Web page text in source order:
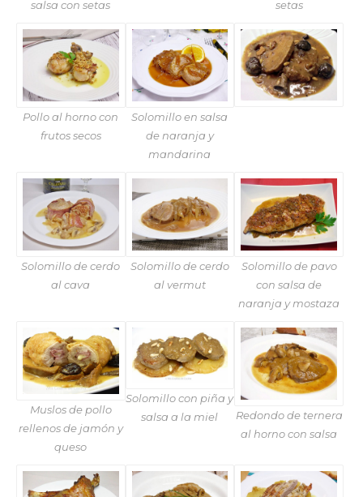
salsa con setas setas
Pollo al horno con
frutos secos
Solomillo en salsa
de naranja y
mandarina
Solomillo de cerdo
al cava
Solomillo de cerdo
al vermut
Solomillo de pavo
con salsa de
naranja y mostaza
Muslos de pollo
rellenos de jamón y
queso
Solomillo con piña y
salsa a la miel
Redondo de ternera
al horno con salsa